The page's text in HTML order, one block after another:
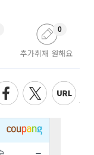
추가취재 원해요
0